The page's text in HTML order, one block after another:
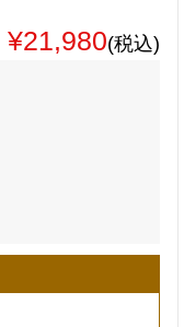
¥21,980(税込)